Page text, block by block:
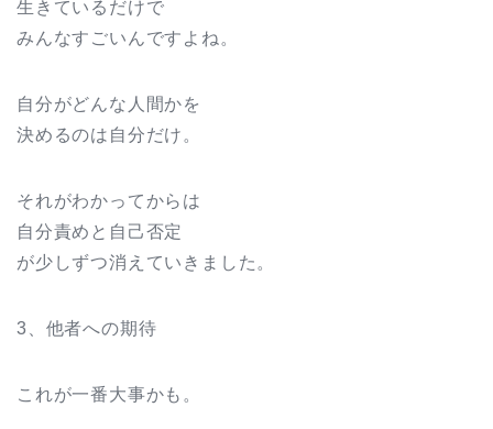
生きているだけで
みんなすごいんですよね。
自分がどんな人間かを
決めるのは自分だけ。
それがわかってからは
自分責めと自己否定
が少しずつ消えていきました。
3、他者への期待
これが一番大事かも。